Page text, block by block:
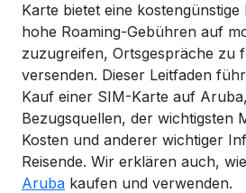
Karte bietet eine
hohe Roaming-Gebühren auf
zuzugreifen, Ortsgespräche zu
versenden. Dieser Leitfaden
Kauf einer SIM-Karte auf
Bezugsquellen, der wichtigsten
Kosten und anderer wichtiger
Reisende. Wir erklären auch,
Aruba kaufen und verwenden.